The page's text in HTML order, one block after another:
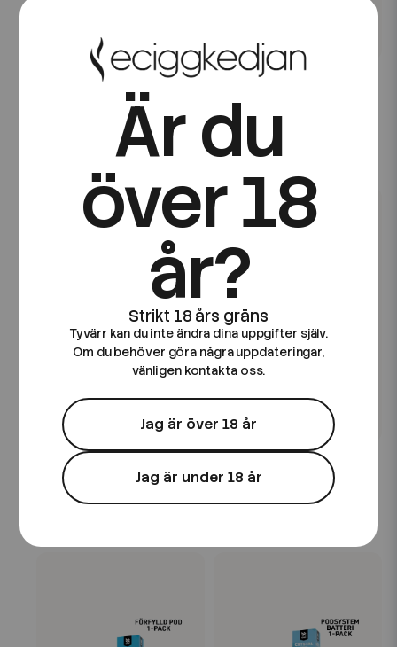
N One Crystal PRO |
Strawberry Watermelon
N One
Mango | Förfylld Pod
59 kr
N One Crystal PRO |
White | Batteri
N One
N One Crystal PRO |
Tobacco | Förfylld Pod
Är du
över 18
år?
Tyvärr kan du inte ändra dina uppgifter själv.
Om du behöver göra några uppdateringar,
vänligen kontakta oss.
Jag är över 18 år
Jag är under 18 år